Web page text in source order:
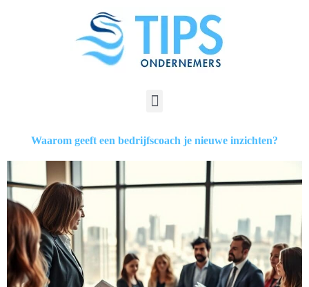
Waarom geeft een bedrijfscoach je nieuwe inzichten?